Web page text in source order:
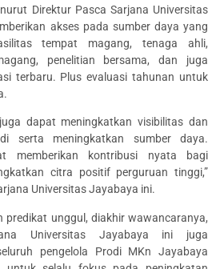
Direktur Pasca Sarjana Universitas
akses pada sumber daya yang
tempat magang, tenaga ahli,
penelitian bersama, dan juga
terbaru. Plus evaluasi tahunan untuk
dapat meningkatkan visibilitas dan
serta meningkatkan sumber daya.
memberikan kontribusi nyata bagi
citra positif perguruan tinggi,”
Universitas Jayabaya ini.
predikat unggul, diakhir wawancaranya,
Universitas Jayabaya ini juga
pengelola Prodi MKn Jayabaya